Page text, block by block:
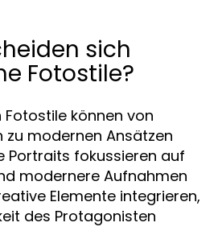
sich
Fotostile?
Fotostile können von
zu modernen Ansätzen
Portraits fokussieren auf
modernere Aufnahmen
Elemente integrieren,
des Protagonisten